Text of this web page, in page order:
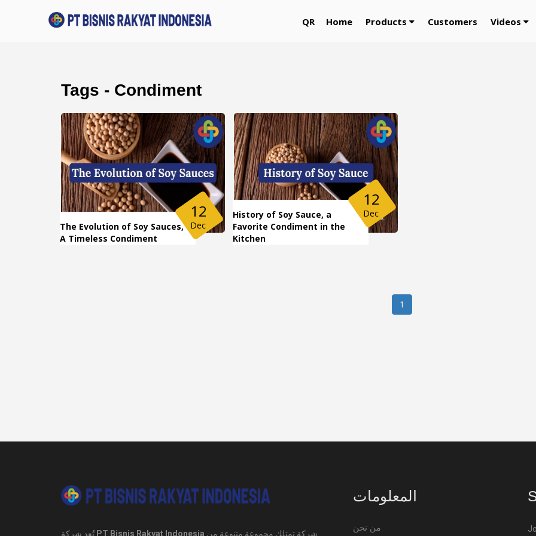
QR Home Products Customers Videos
Tags - Condiment
The Evolution of Soy Sauces,
A Timeless Condiment
12
Dec
History of Soy Sauce, a
Favorite Condiment in the
Kitchen
12
Dec
1
تُعد شركة PT Bisnis Rakyat Indonesia
المعلومات
من نحن